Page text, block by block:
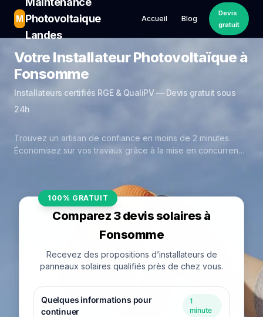
M Photovoltaique
Landes
Accueil Blog
Devis
gratuit
Votre Installateur Photovoltaïque à
Fonsomme
Installateurs certifiés RGE & QualiPV — Devis gratuit sous
24h
Trouvez un artisan de confiance en moins de 2 minutes.
Économisez sur vos travaux grâce à la mise en concurrence
100% GRATUIT
Comparez 3 devis solaires à
Fonsomme
Recevez des propositions d’installateurs de
panneaux solaires qualifiés près de chez vous.